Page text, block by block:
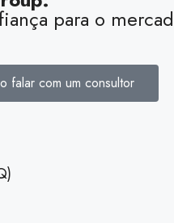
para o
falar com um consultor